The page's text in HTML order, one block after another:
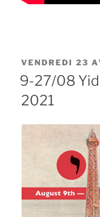
PUBLIÉ
LE
VENDREDI 23
9-27/08
2021